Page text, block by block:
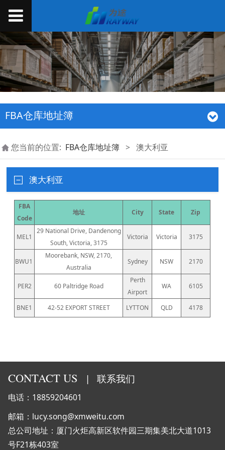
FBA仓库地址簿
您当前的位置: FBA仓库地址簿 > 澳大利亚
澳大利亚
FBA
Code
地址 City State Zip
MEL1
29 National Drive, Dandenong
South, Victoria, 3175
Victoria Victoria 3175
BWU1
Moorebank, NSW, 2170,
Australia
Sydney NSW 2170
PER2 60 Paltridge Road
Perth
Airport
WA 6105
BNE1 42-52 EXPORT STREET LYTTON QLD 4178
CONTACT US | 联系我们
电话：18859204601
邮箱：lucy.song@xmweitu.com
总公司地址：厦门火炬高新区软件园三期集美北大道1013
号F21栋403室